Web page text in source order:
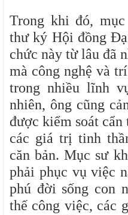
Trong khi đó,
thư ký Hội đồng
chức này từ lâu đã
mà công nghệ và
trong nhiều lĩnh
nhiên, ông cũng
được kiểm soát
các giá trị tinh
căn bản. Mục sư
phải phục vụ việc
phú đời sống con
thế công việc, các